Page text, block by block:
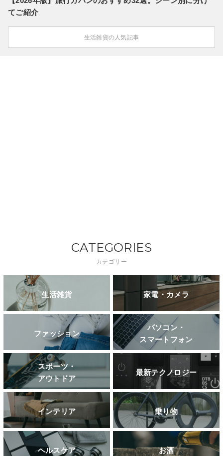
てご紹介
生活雑貨の人気記事
CATEGORIES
カテゴリー
生活雑貨 家電・カメラ
ファッション
パソコン・
スマートフォン
スポーツ・
アウトドア
最新テクノロジー
インテリア 乗り物
ヘルスケア お酒